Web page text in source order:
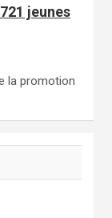
jeunes
la promotion